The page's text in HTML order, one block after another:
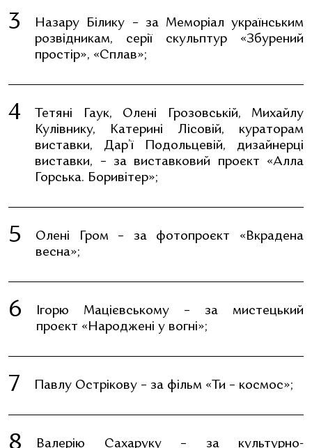
Назару Білику – за Меморіал українським
розвідникам, серії скульптур «Збурений
простір», «Сплав»;
Тетяні Гаук, Олені Грозовській, Михайлу
Кулівнику, Катерині Лісовій, кураторам
виставки, Дар’ї Подольцевій, дизайнерці
виставки, – за виставковий проєкт «Алла
Горська. Боривітер»;
Олені Гром – за фотопроєкт «Вкрадена
весна»;
Ігорю Мацієвському – за мистецький
проєкт «Народжені у вогні»;
Павлу Острікову – за фільм «Ти – космос»;
Валерію Сахаруку – за культурно-